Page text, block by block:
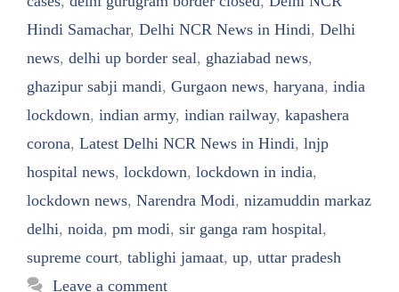
Hindi Samachar, Delhi NCR News in Hindi, Delhi
news, delhi up border seal, ghaziabad news,
ghazipur sabji mandi, Gurgaon news, haryana, india
lockdown, indian army, indian railway, kapashera
corona, Latest Delhi NCR News in Hindi, lnjp
hospital news, lockdown, lockdown in india,
lockdown news, Narendra Modi, nizamuddin markaz
delhi, noida, pm modi, sir ganga ram hospital,
supreme court, tablighi jamaat, up, uttar pradesh
Leave a comment